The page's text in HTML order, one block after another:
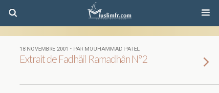
18 NOVEMBRE 2001 • PAR MOUHAMMAD PATEL
Extrait de Fadhäil Ramadhân N°2